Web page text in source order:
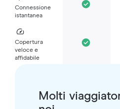
Connessione
istantanea
Copertura
veloce e
affidabile
Molti